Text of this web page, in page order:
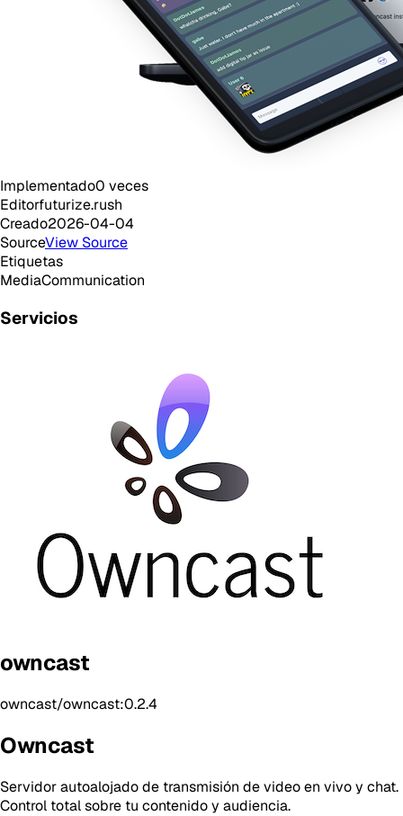
Implementado0 veces
Editorfuturize.rush
Creado2026-04-04
SourceView Source
Etiquetas
MediaCommunication
Servicios
owncast
owncast/owncast:0.2.4
Owncast
Servidor autoalojado de transmisión de video en vivo y chat.
Control total sobre tu contenido y audiencia.